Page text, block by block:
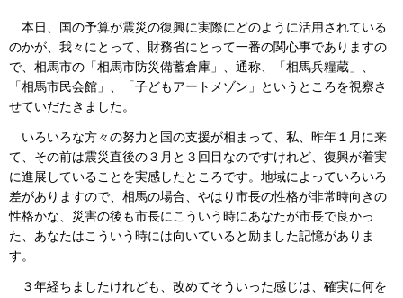
本日、国の予算が震災の復興に実際にどのように活用されている
のかが、我々にとって、財務省にとって一番の関心事でありますの
で、相馬市の「相馬市防災備蓄倉庫」、通称、「相馬兵糧蔵」、
「相馬市民会館」、「子どもアートメゾン」というところを視察さ
せていだたきました。
いろいろな方々の努力と国の支援が相まって、私、昨年１月に来
て、その前は震災直後の３月と３回目なのですけれど、復興が着実
に進展していることを実感したところです。地域によっていろいろ
差がありますので、相馬の場合、やはり市長の性格が非常時向きの
性格かな、災害の後も市長にこういう時にあなたが市長で良かっ
た、あなたはこういう時には向いていると励ました記憶がありま
す。
３年経ちましたけれども、改めてそういった感じは、確実に何を